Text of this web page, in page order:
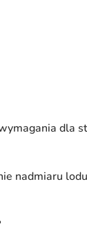
dla
nadmiaru